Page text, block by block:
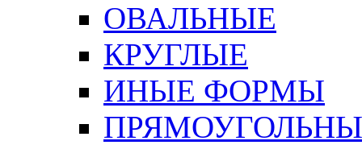
ОВАЛЬНЫЕ
КРУГЛЫЕ
ИНЫЕ ФОРМЫ